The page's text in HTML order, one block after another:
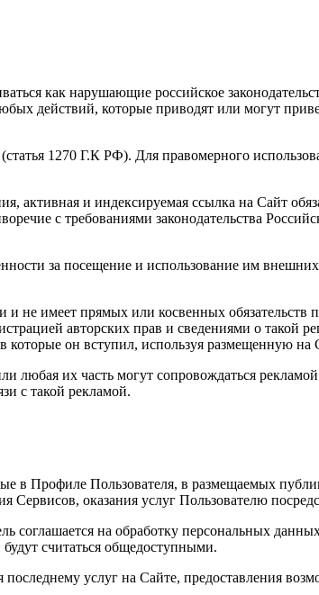
как нарушающие российское
действий, которые приводят или могут
1270 Г.К РФ). Для правомерного
активная и индексируемая ссылка на Сайт
с требованиями законодательства
за посещение и использование им
и не имеет прямых или косвенных
авторских прав и сведениями о такой
он вступил, используя размещенную
их часть могут сопровождаться
с такой рекламой.
в Профиле Пользователя, в размещаемых
оказания услуг Пользователю
соглашается на обработку персональных
считаться общедоступными.
услуг на Сайте, предоставления